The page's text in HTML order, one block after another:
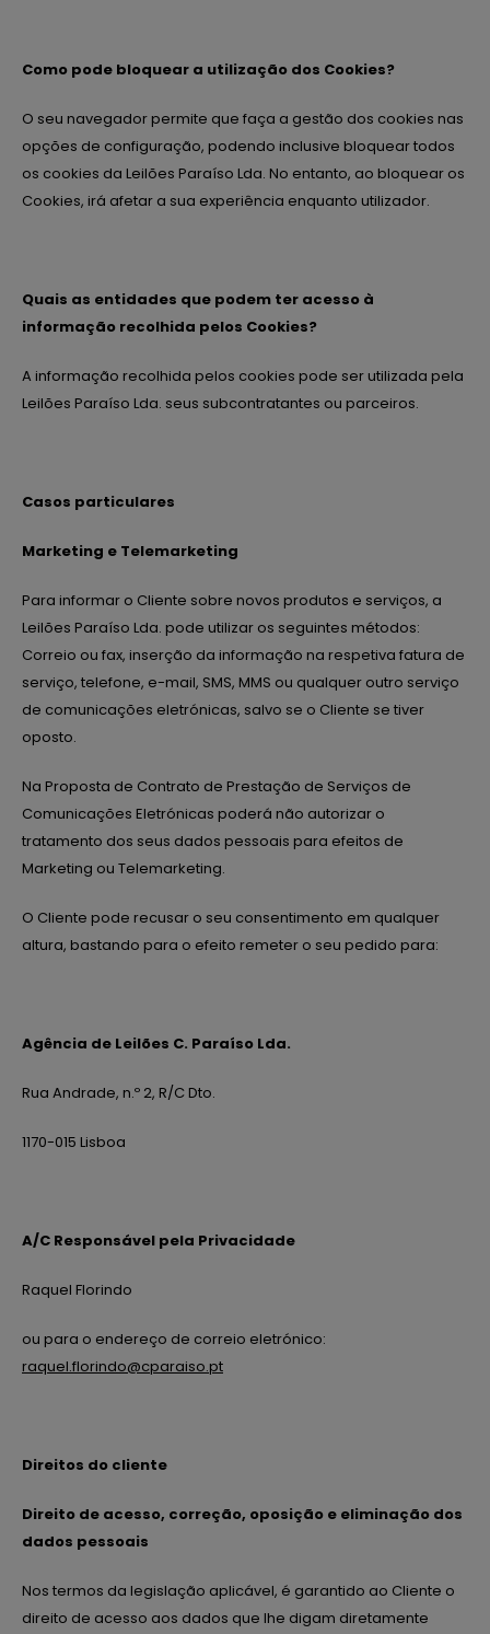
Como pode bloquear a utilização dos Cookies?
O seu navegador permite que faça a gestão dos cookies nas
opções de configuração, podendo inclusive bloquear todos
os cookies da Leilões Paraíso Lda. No entanto, ao bloquear os
Cookies, irá afetar a sua experiência enquanto utilizador.
Quais as entidades que podem ter acesso à
informação recolhida pelos Cookies?
A informação recolhida pelos cookies pode ser utilizada pela
Leilões Paraíso Lda. seus subcontratantes ou parceiros.
Casos particulares
Marketing e Telemarketing
Para informar o Cliente sobre novos produtos e serviços, a
Leilões Paraíso Lda. pode utilizar os seguintes métodos:
Correio ou fax, inserção da informação na respetiva fatura de
serviço, telefone, e-mail, SMS, MMS ou qualquer outro serviço
de comunicações eletrónicas, salvo se o Cliente se tiver
oposto.
Na Proposta de Contrato de Prestação de Serviços de
Comunicações Eletrónicas poderá não autorizar o
tratamento dos seus dados pessoais para efeitos de
Marketing ou Telemarketing.
O Cliente pode recusar o seu consentimento em qualquer
altura, bastando para o efeito remeter o seu pedido para:
Agência de Leilões C. Paraíso Lda.
Rua Andrade, n.º 2, R/C Dto.
1170-015 Lisboa
A/C Responsável pela Privacidade
Raquel Florindo
ou para o endereço de correio eletrónico:
raquel.florindo@cparaiso.pt
Direitos do cliente
Direito de acesso, correção, oposição e eliminação dos
dados pessoais
Nos termos da legislação aplicável, é garantido ao Cliente o
direito de acesso aos dados que lhe digam diretamente